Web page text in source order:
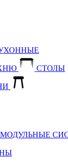
СТОЛЫ
МОДУЛЬНЫЕ